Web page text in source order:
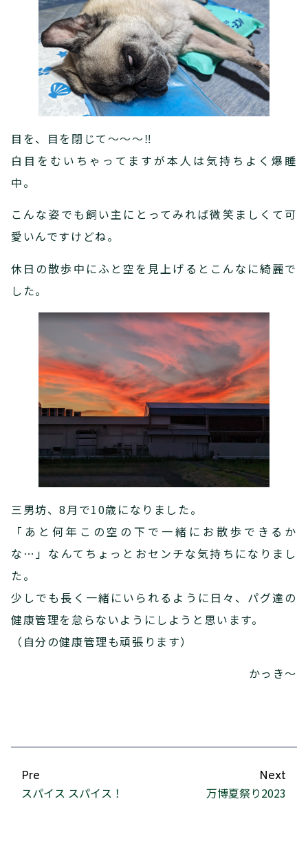
目を、目を閉じて～～～‼
白目をむいちゃってますが本人は気持ちよく爆睡
中。
こんな姿でも飼い主にとってみれば微笑ましくて可
愛いんですけどね。
休日の散歩中にふと空を見上げるとこんなに綺麗で
した。
三男坊、8月で10歳になりました。
「あと何年この空の下で一緒にお散歩できるか
な…」なんてちょっとおセンチな気持ちになりまし
た。
少しでも長く一緒にいられるように日々、パグ達の
健康管理を怠らないようにしようと思います。
（自分の健康管理も頑張ります）
かっき～
Pre
スパイス スパイス！
Next
万博夏祭り2023